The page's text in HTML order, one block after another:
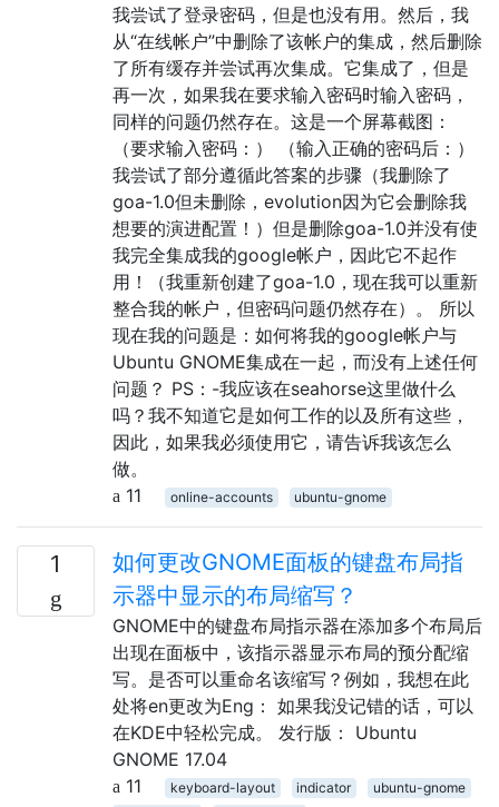
我尝试了登录密码，但是也没有用。然后，我
从“在线帐户”中删除了该帐户的集成，然后删除
了所有缓存并尝试再次集成。它集成了，但是
再一次，如果我在要求输入密码时输入密码，
同样的问题仍然存在。这是一个屏幕截图：
（要求输入密码：） （输入正确的密码后：）
我尝试了部分遵循此答案的步骤（我删除了
goa-1.0但未删除，evolution因为它会删除我
想要的演进配置！）但是删除goa-1.0并没有使
我完全集成我的google帐户，因此它不起作
用！（我重新创建了goa-1.0，现在我可以重新
整合我的帐户，但密码问题仍然存在）。 所以
现在我的问题是：如何将我的google帐户与
Ubuntu GNOME集成在一起，而没有上述任何
问题？ PS：-我应该在seahorse这里做什么
吗？我不知道它是如何工作的以及所有这些，
因此，如果我必须使用它，请告诉我该怎么
做。
11
online-accounts ubuntu-gnome
1
如何更改GNOME面板的键盘布局指
示器中显示的布局缩写？
GNOME中的键盘布局指示器在添加多个布局后
出现在面板中，该指示器显示布局的预分配缩
写。是否可以重命名该缩写？例如，我想在此
处将en更改为Eng： 如果我没记错的话，可以
在KDE中轻松完成。 发行版： Ubuntu
GNOME 17.04
11
keyboard-layout indicator
ubuntu-gnome